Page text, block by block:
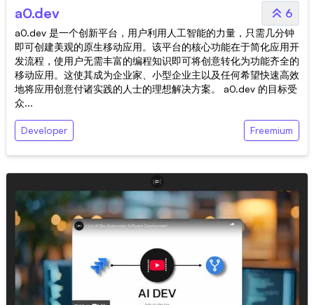
a0.dev 6
a0.dev 是一个创新平台，用户利用人工智能的力量，只需几分钟
即可创建美观的原生移动应用。该平台的核心功能在于简化应用开
发流程，使用户无需丰富的编程知识即可将创意转化为功能齐全的
移动应用。这使其成为企业家、小型企业主以及任何希望快速高效
地将应用创意付诸实践的人士的理想解决方案。 a0.dev 的目标受
众...
Developer Freemium